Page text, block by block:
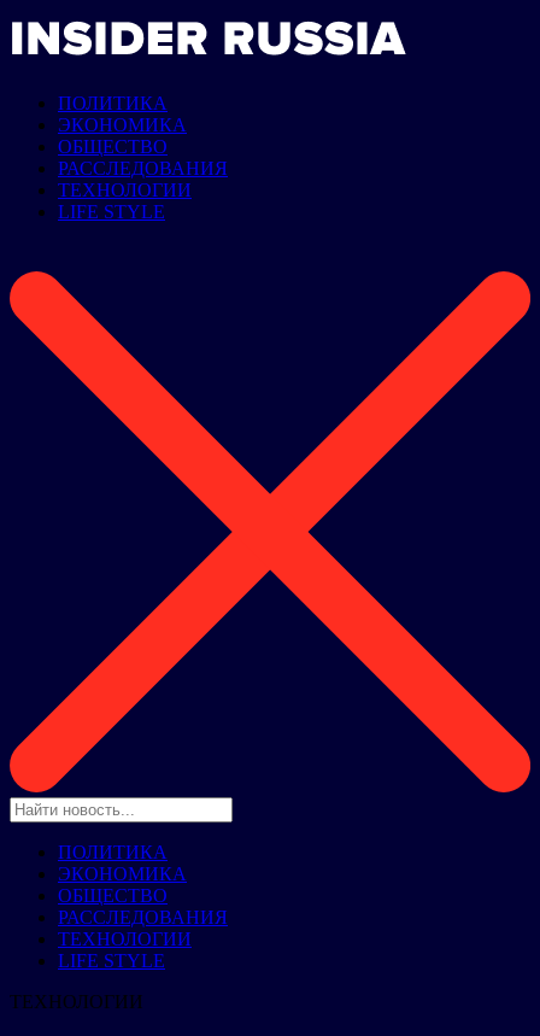
ПОЛИТИКА
ЭКОНОМИКА
ОБЩЕСТВО
РАССЛЕДОВАНИЯ
ТЕХНОЛОГИИ
LIFE STYLE
ПОЛИТИКА
ЭКОНОМИКА
ОБЩЕСТВО
РАССЛЕДОВАНИЯ
ТЕХНОЛОГИИ
LIFE STYLE
ТЕХНОЛОГИИ